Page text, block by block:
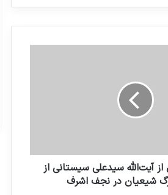
آیت‌الله سیدعلی سیستانی از
شیعیان در نجف اشرف